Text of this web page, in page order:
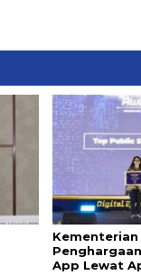
Kementerian
App Lewat